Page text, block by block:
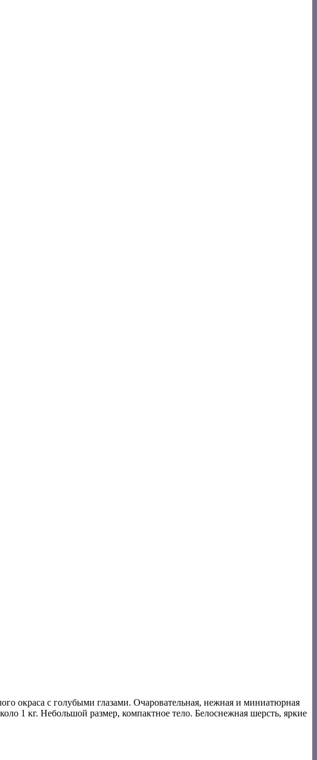
окраса с голубыми глазами. Очаровательная, нежная и миниатюрная
1 кг. Небольшой размер, компактное тело. Белоснежная шерсть, яркие